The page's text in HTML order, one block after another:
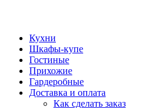
Кухни
Шкафы-купе
Гостиные
Прихожие
Гардеробные
Доставка и оплата
Как сделать заказ